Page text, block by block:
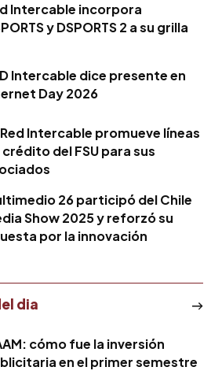
Intercable incorpora
y DSPORTS 2 a su grilla
Intercable dice presente en
Day 2026
Intercable promueve líneas
crédito del FSU para sus
26 participó del Chile
Show 2025 y reforzó su
por la innovación
dia
cómo fue la inversión
en el primer semestre